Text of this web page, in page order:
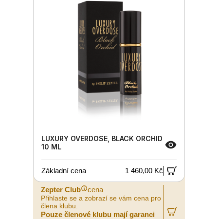
LUXURY OVERDOSE, BLACK ORCHID
10 ML
Základní cena 1 460,00 Kč
Zepter Club cena
Přihlaste se a zobrazí se vám cena pro
člena klubu.
Pouze členové klubu mají garanci